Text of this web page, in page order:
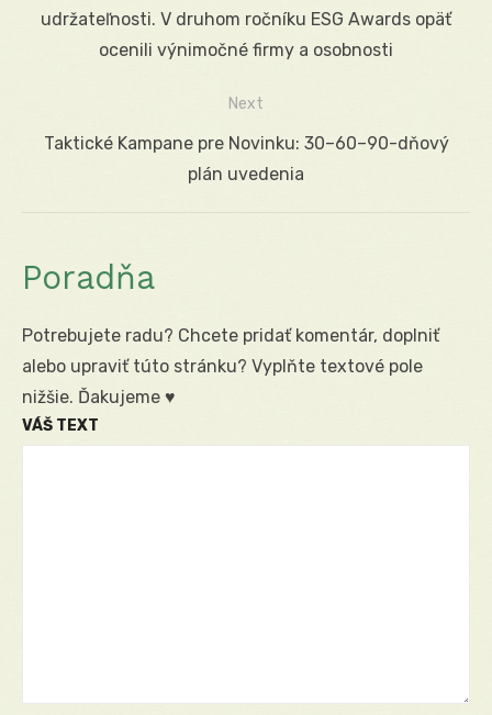
článku
post:
udržateľnosti. V druhom ročníku ESG Awards opäť
ocenili výnimočné firmy a osobnosti
Next
Next
Taktické Kampane pre Novinku: 30–60–90-dňový
plán uvedenia
Poradňa
Potrebujete radu? Chcete pridať komentár, doplniť
alebo upraviť túto stránku? Vyplňte textové pole
nižšie. Ďakujeme ♥
VÁŠ TEXT